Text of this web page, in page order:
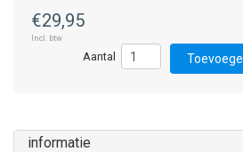
€29,95
Incl. btw
informatie